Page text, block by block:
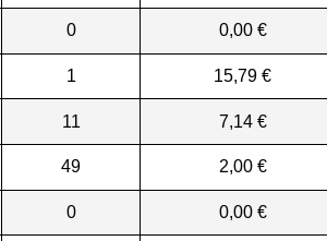
0 0,00 €
1 15,79 €
11 7,14 €
49 2,00 €
0 0,00 €